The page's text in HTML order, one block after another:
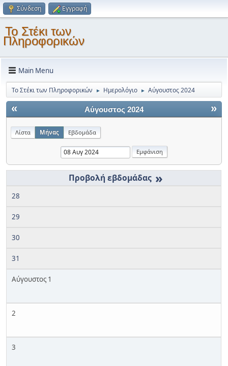
Σύνδεση Εγγραφή
Το Στέκι των
Πληροφορικών
Main Menu
Το Στέκι των Πληροφορικών ► Ημερολόγιο ► Αύγουστος 2024
« »
Αύγουστος 2024
Λίστα Μήνας Εβδομάδα
»
28
29
30
31
Αύγουστος 1
2
3